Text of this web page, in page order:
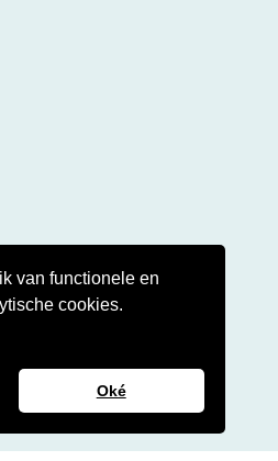
van functionele en
cookies.
Oké